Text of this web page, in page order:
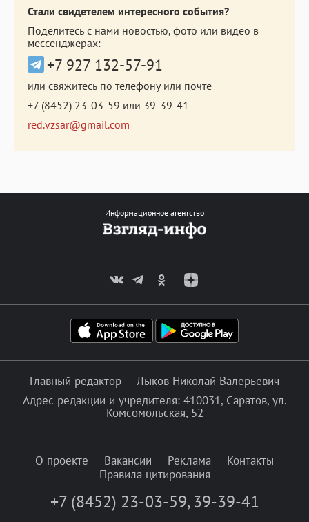
Стали свидетелем интересного события?
Поделитесь с нами новостью, фото или видео в
мессенджерах:
+7 927 132-57-91
или свяжитесь по телефону или почте
+7 (8452) 23-03-59 или 39-39-41
red.vzsar@gmail.com
Информационное агентство
Главный редактор — Лыков Николай Валерьевич
Адрес редакции и учредителя: 410031, Саратов, ул.
Комсомольская, 52
О проекте Вакансии Реклама
Контакты
Правила цитирования
+7 (8452) 23-03-59, 39-39-41